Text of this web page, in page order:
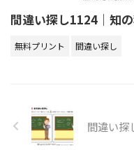
間違い探し1124｜知
無料プリント 間違い探し
間違い探